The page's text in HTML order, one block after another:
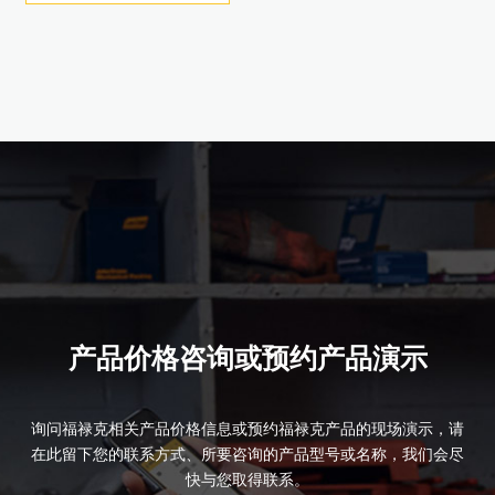
产品详情
产品详情
产品详情
产品详情
产品详情
产品价格咨询或预约产品演示
询问福禄克相关产品价格信息或预约福禄克产品的现场演示，请
在此留下您的联系方式、所要咨询的产品型号或名称，我们会尽
快与您取得联系。